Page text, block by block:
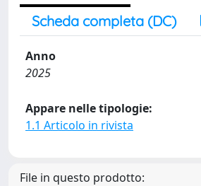
Scheda completa (DC)
Anno
2025
Appare nelle tipologie:
1.1 Articolo in rivista
File in questo prodotto: